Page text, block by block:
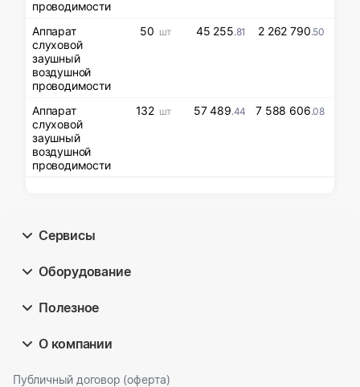
проводимости
Аппарат
слуховой
заушный
воздушной
проводимости
50 шт 45 255.81 2 262 790.50
Аппарат
слуховой
заушный
воздушной
проводимости
132 шт 57 489.44 7 588 606.08
Сервисы
Оборудование
Полезное
О компании
Публичный договор (оферта)